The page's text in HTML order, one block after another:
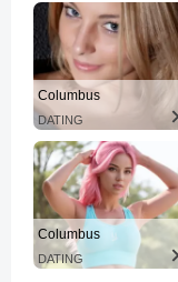
Columbus
DATING
Columbus
DATING